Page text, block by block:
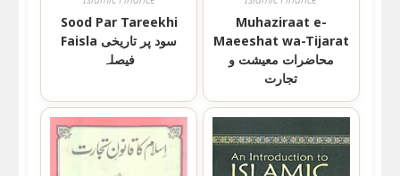
Sood Par Tareekhi
Faisla سود پر تاریخی
فیصلہ
Muhaziraat e-
Maeeshat wa-Tijarat
محاضرات معیشت و
تجارت